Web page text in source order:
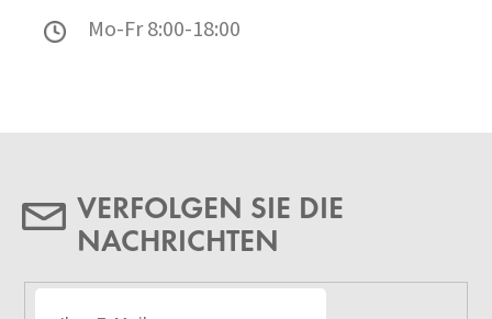
Mo-Fr 8:00-18:00
VERFOLGEN SIE DIE
NACHRICHTEN